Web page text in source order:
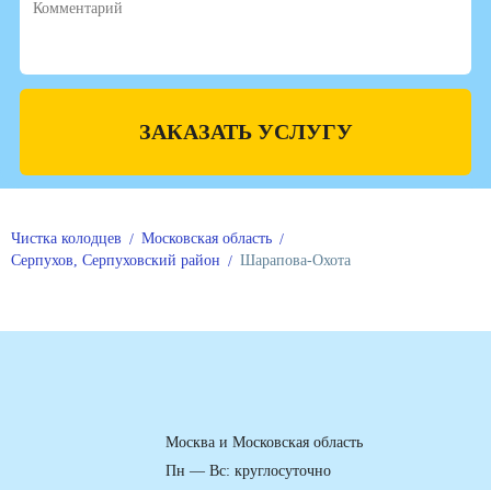
ЗАКАЗАТЬ УСЛУГУ
Чистка колодцев
Московская область
Серпухов, Серпуховский район
Шарапова-Охота
Москва и Московская область
Пн — Вс: круглосуточно